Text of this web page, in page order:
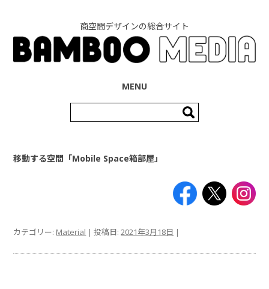
商空間デザインの総合サイト
MENU
索:
移動する空間「Mobile Space箱部屋」
カテゴリー: Material | 投稿日:2021年3月18日 |